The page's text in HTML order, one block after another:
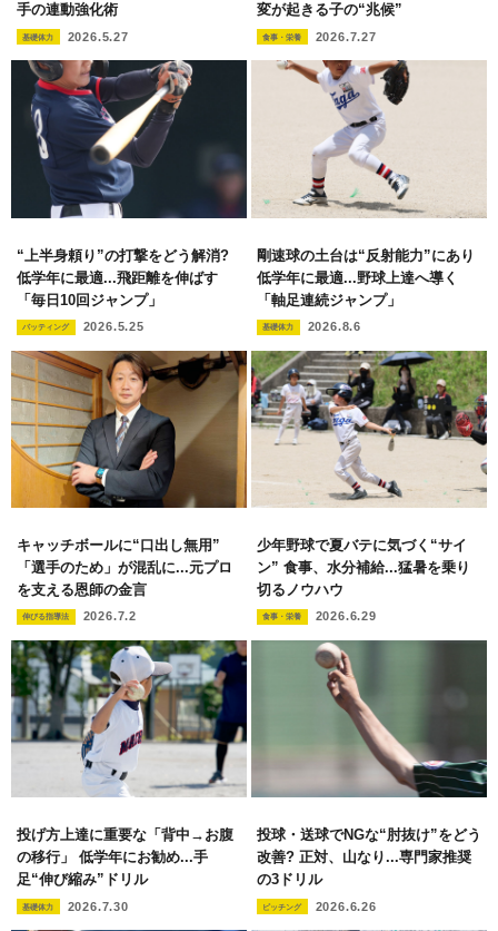
手の連動強化術
基礎体力 2026.5.27
変が起きる子の“兆候”
食事・栄養 2026.7.27
“上半身頼り”の打撃をどう解消?
低学年に最適...飛距離を伸ばす
「毎日10回ジャンプ」
バッティング 2026.5.25
剛速球の土台は“反射能力”にあり
低学年に最適...野球上達へ導く
「軸足連続ジャンプ」
基礎体力 2026.8.6
キャッチボールに“口出し無用”
「選手のため」が混乱に...元プロ
を支える恩師の金言
伸びる指導法 2026.7.2
少年野球で夏バテに気づく“サイ
ン” 食事、水分補給...猛暑を乗り
切るノウハウ
食事・栄養 2026.6.29
投げ方上達に重要な「背中→お腹
の移行」 低学年にお勧め...手
足“伸び縮み”ドリル
基礎体力 2026.7.30
投球・送球でNGな“肘抜け”をどう
改善? 正対、山なり...専門家推奨
の3ドリル
ピッチング 2026.6.26